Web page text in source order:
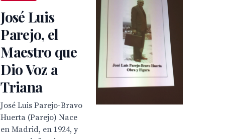
José Luis
Parejo, el
Maestro que
Dio Voz a
Triana
José Luis Parejo-Bravo
Huerta (Parejo) Nace
en Madrid, en 1924, y